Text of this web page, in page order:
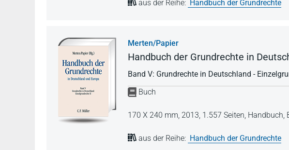
aus der Reihe: Handbuch der Grundrechte
Merten/Papier
Handbuch der Grundrechte in
Band V: Grundrechte in Deutschland -
Buch
170 X 240 mm, 2013, 1.557 Seiten, Handbuch,
aus der Reihe: Handbuch der Grundrechte